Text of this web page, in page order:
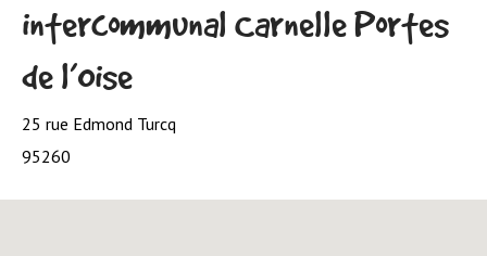
intercommunal Carnelle Portes
de l’Oise
25 rue Edmond Turcq
95260